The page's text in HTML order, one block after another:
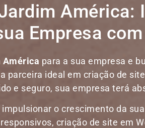
América:
Empresa
América para a sua empresa e
parceira ideal em criação de
e seguro, sua empresa terá
impulsionar o crescimento da
criação de site em